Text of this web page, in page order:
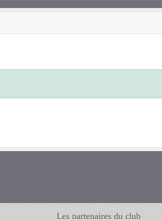
Les partenaires du club